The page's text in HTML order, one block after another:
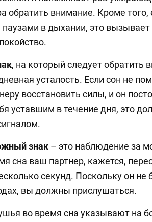
обратить внимание. Кроме того,
паузами в дыхании, это
, на который следует обратить
усталость. Если сон не
восстановить силы, и он
уставшим в течение дня, это
знак – это наблюдение за
сна ваш партнер, кажется,
секунд. Поскольку он не
вы должны прислушаться.
во время сна указывают на